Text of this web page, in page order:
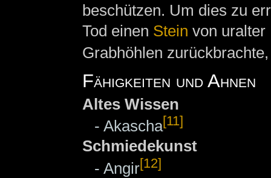
beschützen. Um dies zu
Tod einen Stein von uralter
Grabhöhlen
Fähigkeiten und Ahnen
Altes Wissen
- Akascha[11]
Schmiedekunst
- Angir[12]